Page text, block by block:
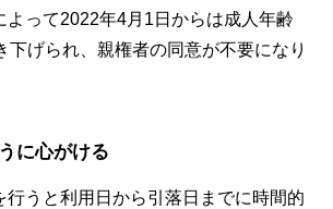
よって2022年4月1日からは成人年齢
下げられ、親権者の同意が不要になり
に心がける
行うと利用日から引落日までに時間的